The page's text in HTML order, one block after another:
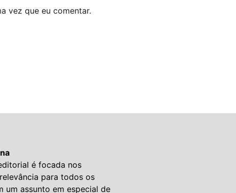
vez que eu comentar.
é focada nos
para todos os
um assunto em especial de